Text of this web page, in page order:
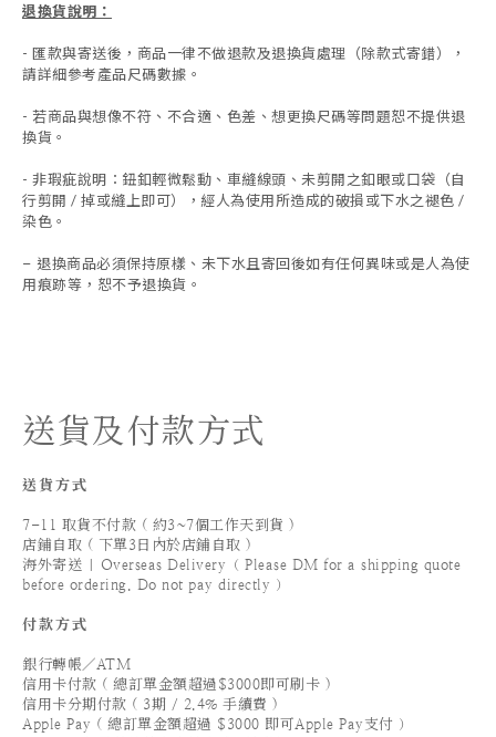
退換貨說明：
- 匯款與寄送後，商品一律不做退款及退換貨處理（除款式寄錯），
請詳細參考產品尺碼數據 。
- 若商品與想像不符、不合適、色差、想更換尺碼等問題恕不提供退
換貨。
- 非瑕疵說明：鈕釦輕微鬆動、車縫線頭、未剪開之釦眼或口袋（自
行剪開 / 掉或縫上即可），經人為使用所造成的破損或下水之褪色 /
染色。
- 退換商品必須保持原樣、未下水且寄回後如有任何異味或是人為使
用痕跡等 ， 恕不予退換貨。
送貨及付款方式
送貨方式
7-11 取貨不付款 ( 約3~7個工作天到貨 )
店鋪自取 ( 下單3日內於店鋪自取 )
海外寄送 | Overseas Delivery（ Please DM for a shipping quote
before ordering. Do not pay directly ）
付款方式
銀行轉帳／ATM
信用卡付款 ( 總訂單金額超過$3000即可刷卡 )
信用卡分期付款 ( 3期 / 2.4% 手續費 )
Apple Pay ( 總訂單金額超過 $3000 即可Apple Pay支付 ）